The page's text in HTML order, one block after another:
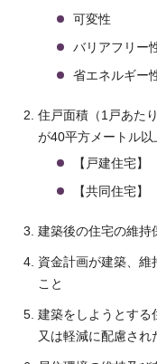
可変性
バリアフリー
省エネルギー
住戸面積（1戸あた
が40平方メートル以
【戸建住宅
【共同住宅
建築後の住宅の維持
資金計画が建築、維
こと
建築をしようとする
又は軽減に配慮され